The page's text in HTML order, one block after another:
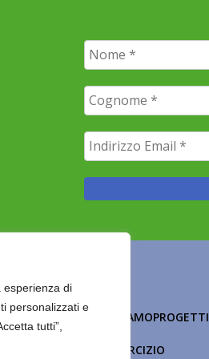
esperienza di
personalizzati e
tutti”,
CHI SIAMOPROGETTI
ULTIMO ESERCIZIO